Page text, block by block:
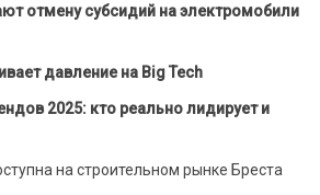
отмену субсидий на электромобили
давление на Big Tech
2025: кто реально лидирует и
на строительном рынке Бреста